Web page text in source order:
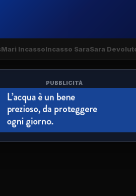
Mari IncassoIncasso SaraSara
PUBBLICITÀ